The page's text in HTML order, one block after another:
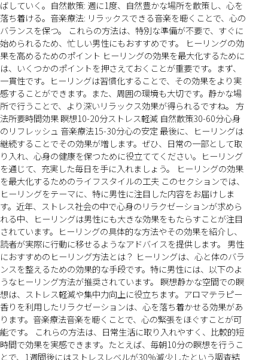
ばしていく。自然散策: 週に1度、自然豊かな場所を散策し、心を
落ち着ける。音楽療法: リラックスできる音楽を聴くことで、心の
バランスを保つ。 これらの方法は、特別な準備が不要で、すぐに
始められるため、忙しい男性にもおすすめです。 ヒーリングの効
果を高めるためのポイント ヒーリングの効果を最大化するために
は、いくつかのポイントを押さえておくことが重要です。まず、
一貫性です。ヒーリングは習慣化することで、その効果をより実
感することができます。また、周囲の環境も大切です。静かな場
所で行うことで、より深いリラックス効果が得られるですね。 方
法所要時間効果 瞑想10-20分ストレス軽減 自然散策30-60分心身
のリフレッシュ 音楽療法15-30分心の安定 最後に、ヒーリングは
継続することでその効果が増します。ぜひ、日常の一部として取
り入れ、心身の健康を保つために役立ててください。ヒーリング
を通じて、充実した毎日を手に入れましょう。 ヒーリングの効果
を最大化するためのライフスタイルの工夫 このセクションでは、
ヒーリングをテーマに、特に男性に注目した内容をお届けしま
す。近年、ストレス社会の中で心身のリラクゼーションが求めら
れる中、ヒーリングは男性にも大きな効果をもたらすことが注目
されています。ヒーリングの具体的な方法やその効果を紹介し、
読者が実際に行動に移せるようなアドバイスを提供します。 男性
におすすめのヒーリング方法とは？ ヒーリングは、心と体のバラ
ンスを整えるための効果的な手段です。特に男性には、以下のよ
うなヒーリング方法が推奨されています。 瞑想静かな空間での瞑
想は、ストレス軽減や集中力向上に役立ちます。アロマテラピー
香りを利用したリラクゼーションは、心を落ち着かせる効果があ
ります。音楽療法音楽を聴くことで、心の緊張をほぐすことが可
能です。 これらの方法は、日常生活に取り入れやすく、比較的短
時間で効果を実感できます。たとえば、毎朝10分の瞑想を行うこ
とで、1週間後にはストレスレベルが30%減少したという調査結